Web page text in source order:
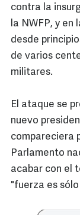
contra la
la NWFP, y
desde
de varios
militares.
El ataque se
nuevo
compareciera
Parlamento
acabar con el
"fuerza es